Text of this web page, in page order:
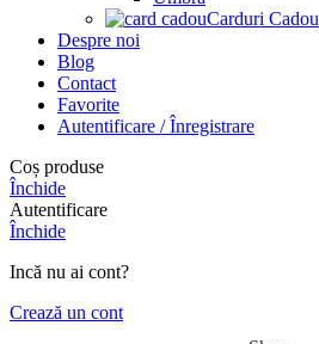
Carduri Cadou
Despre noi
Blog
Contact
Favorite
Autentificare / Înregistrare
Coș produse
Închide
Autentificare
Închide
Incă nu ai cont?
Crează un cont